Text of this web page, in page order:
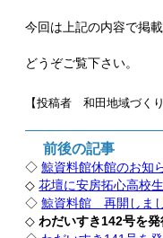
今回は上記の内容で掲
どうぞご覧下さい。
【投稿者 和田地域づく
前後の記事
◇鯨資料館休館のお知
◇花壇に安房拓心高校
◇鯨資料館 再開しま
◇わだいすき142号を